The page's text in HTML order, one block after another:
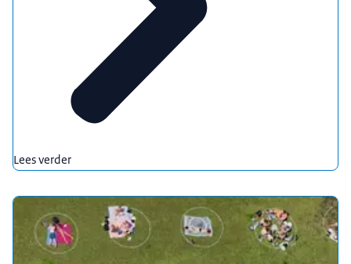
Lees verder